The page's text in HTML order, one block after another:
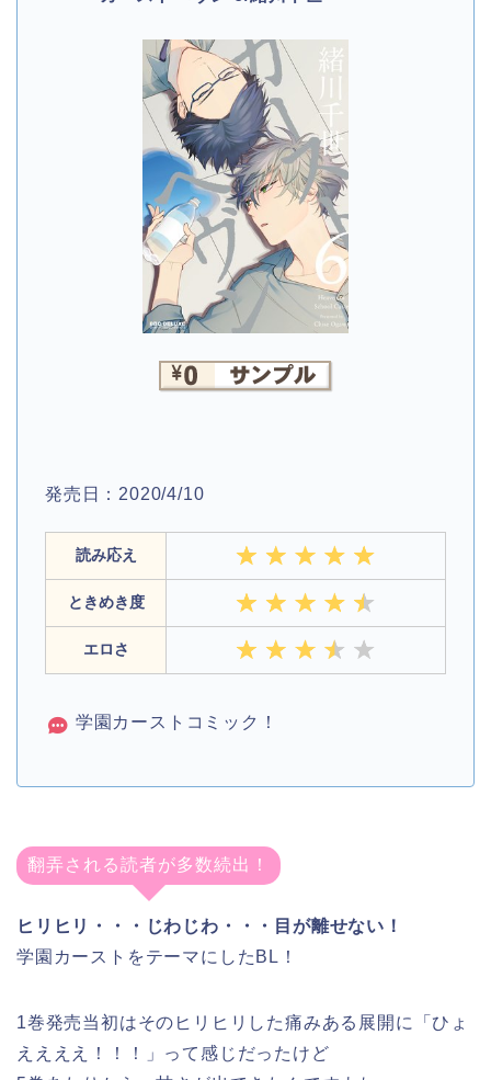
発売日：2020/4/10
読み応え
ときめき度
エロさ
学園カーストコミック！
翻弄される読者が多数続出！
ヒリヒリ・・・じわじわ・・・目が離せない！
学園カーストをテーマにしたBL！
1巻発売当初はそのヒリヒリした痛みある展開に「ひょ
ええええ！！！」って感じだったけど